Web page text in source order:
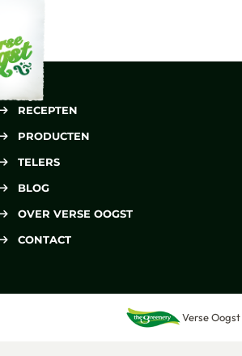
RECEPTEN
PRODUCTEN
TELERS
BLOG
OVER VERSE OOGST
CONTACT
Verse Oogst